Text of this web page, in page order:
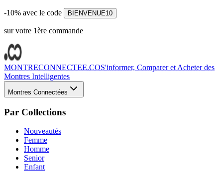
-10% avec le code BIENVENUE10
sur votre 1ère commande
MONTRECONNECTEE.COS'informer, Comparer et Acheter des
Montres Intelligentes
Montres Connectées
Par Collections
Nouveautés
Femme
Homme
Senior
Enfant